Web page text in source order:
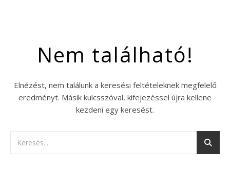
Nem található!
Elnézést, nem találunk a keresési feltételeknek megfelelő
eredményt. Másik kulcsszóval, kifejezéssel újra kellene
kezdeni egy keresést.